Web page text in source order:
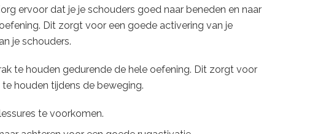
ervoor dat je je schouders goed naar beneden en naar
Dit zorgt voor een goede activering van je
je schouders.
te houden gedurende de hele oefening. Dit zorgt voor
houden tijdens de beweging.
te voorkomen.